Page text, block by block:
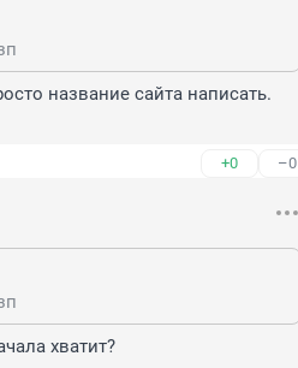
название сайта написать.
+0 –0
хватит?